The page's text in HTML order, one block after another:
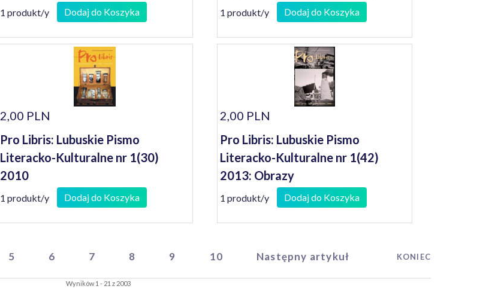
1 produkt/y Dodaj do Koszyka
Janusz Koniusz
1 produkt/y Dodaj do Koszyka
2,00 PLN
Pro Libris: Lubuskie Pismo
Literacko-Kulturalne nr 1(30)
2010
1 produkt/y Dodaj do Koszyka
2,00 PLN
Pro Libris: Lubuskie Pismo
Literacko-Kulturalne nr 1(42)
2013: Obrazy
1 produkt/y Dodaj do Koszyka
5 6 7 8 9 10 Następny artykuł KONIEC
Wyników 1 - 21 z 2003